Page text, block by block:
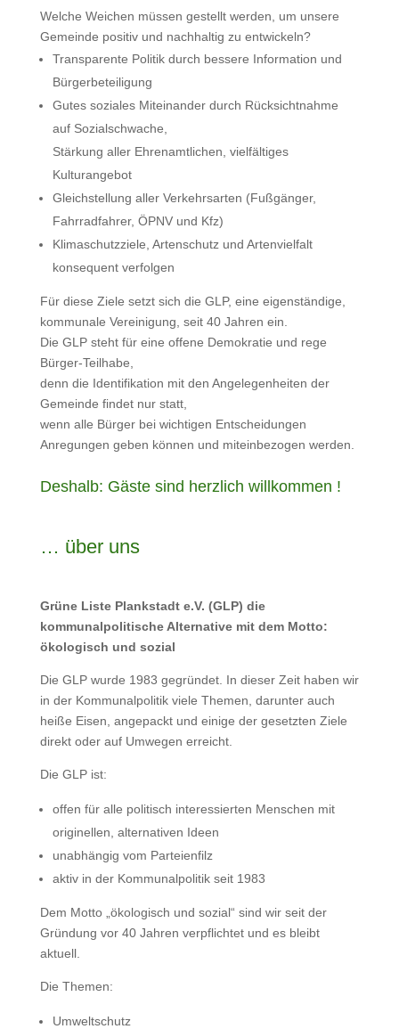
Welche Weichen müssen gestellt werden, um unsere
Gemeinde positiv und nachhaltig zu entwickeln?
Transparente Politik durch bessere Information und
Bürgerbeteiligung
Gutes soziales Miteinander durch Rücksichtnahme
auf Sozialschwache,
Stärkung aller Ehrenamtlichen, vielfältiges
Kulturangebot
Gleichstellung aller Verkehrsarten (Fußgänger,
Fahrradfahrer, ÖPNV und Kfz)
Klimaschutzziele, Artenschutz und Artenvielfalt
konsequent verfolgen
Für diese Ziele setzt sich die GLP, eine eigenständige,
kommunale Vereinigung, seit 40 Jahren ein.
Die GLP steht für eine offene Demokratie und rege
Bürger-Teilhabe,
denn die Identifikation mit den Angelegenheiten der
Gemeinde findet nur statt,
wenn alle Bürger bei wichtigen Entscheidungen
Anregungen geben können und miteinbezogen werden.
Deshalb: Gäste sind herzlich willkommen !
… über uns
Grüne Liste Plankstadt e.V. (GLP) die
kommunalpolitische Alternative mit dem Motto:
ökologisch und sozial
Die GLP wurde 1983 gegründet. In dieser Zeit haben wir
in der Kommunalpolitik viele Themen, darunter auch
heiße Eisen, angepackt und einige der gesetzten Ziele
direkt oder auf Umwegen erreicht.
Die GLP ist:
offen für alle politisch interessierten Menschen mit
originellen, alternativen Ideen
unabhängig vom Parteienfilz
aktiv in der Kommunalpolitik seit 1983
Dem Motto „ökologisch und sozial“ sind wir seit der
Gründung vor 40 Jahren verpflichtet und es bleibt
aktuell.
Die Themen:
Umweltschutz